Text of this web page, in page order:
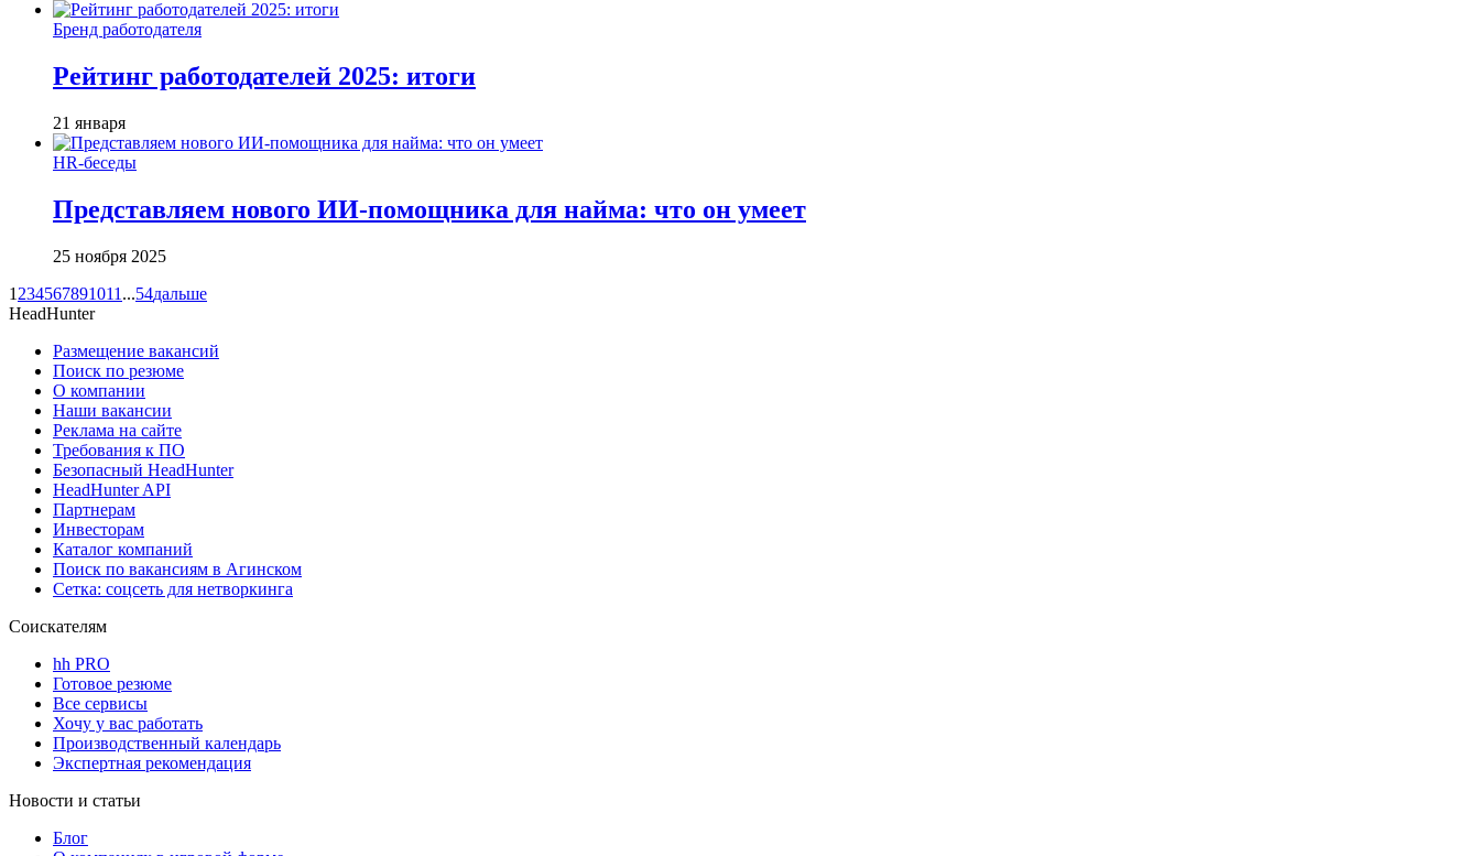
Бренд работодателя
Рейтинг работодателей 2025: итоги
21 января
HR-беседы
Представляем нового ИИ-помощника для найма: что он умеет
25 ноября 2025
1 234567891011 ...54дальше
HeadHunter
Размещение вакансий
Поиск по резюме
О компании
Наши вакансии
Реклама на сайте
Требования к ПО
Безопасный HeadHunter
HeadHunter API
Партнерам
Инвесторам
Каталог компаний
Поиск по вакансиям в Агинском
Сетка: соцсеть для нетворкинга
Соискателям
hh PRO
Готовое резюме
Все сервисы
Хочу у вас работать
Производственный календарь
Экспертная рекомендация
Новости и статьи
Блог